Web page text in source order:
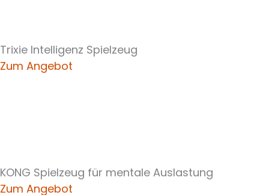
Trixie Intelligenz Spielzeug
Zum Angebot
KONG Spielzeug für mentale Auslastung
Zum Angebot